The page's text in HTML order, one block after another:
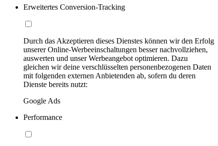
Erweitertes Conversion-Tracking
Durch das Akzeptieren dieses Dienstes können wir den Erfolg
unserer Online-Werbeeinschaltungen besser nachvollziehen,
auswerten und unser Werbeangebot optimieren. Dazu
gleichen wir deine verschlüsselten personenbezogenen Daten
mit folgenden externen Anbietenden ab, sofern du deren
Dienste bereits nutzt:
Google Ads
Performance